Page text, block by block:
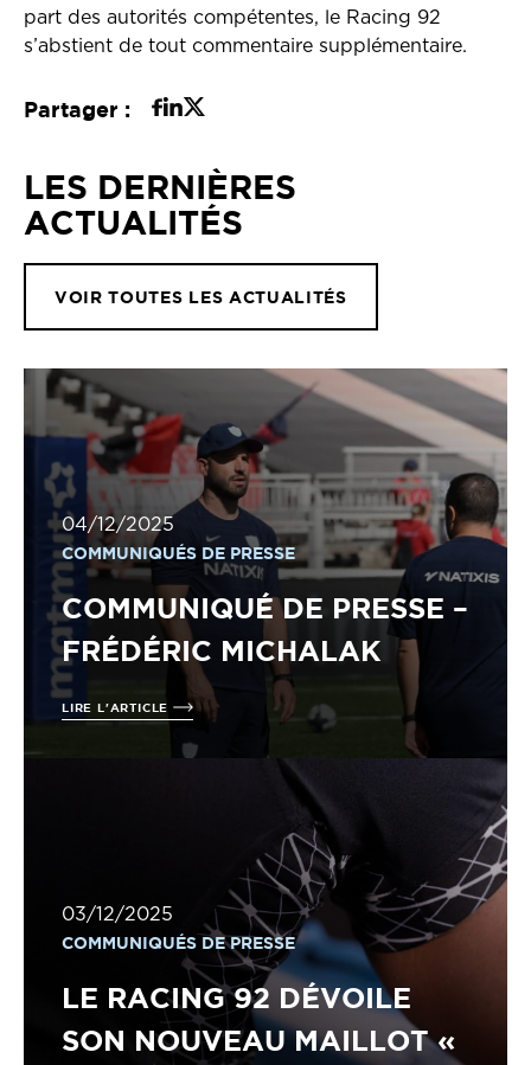
part des autorités compétentes, le Racing 92
s’abstient de tout commentaire supplémentaire.
Partager :
LES DERNIÈRES
ACTUALITÉS
VOIR TOUTES LES ACTUALITÉS
04/12/2025
COMMUNIQUÉS DE PRESSE
COMMUNIQUÉ DE PRESSE –
FRÉDÉRIC MICHALAK
LIRE L'ARTICLE
03/12/2025
COMMUNIQUÉS DE PRESSE
LE RACING 92 DÉVOILE
SON NOUVEAU MAILLOT «